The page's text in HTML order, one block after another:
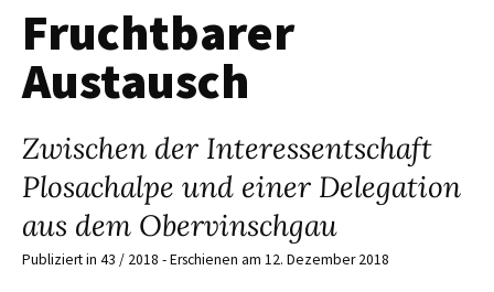
Fruchtbarer
Austausch
Zwischen der Interessentschaft
Plosachalpe und einer Delegation
aus dem Obervinschgau
Publiziert in 43 / 2018 - Erschienen am 12. Dezember 2018